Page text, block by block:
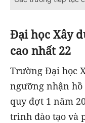
Đại học Xây
cao nhất 22
Trường Đại học
ngưỡng nhận
quy đợt 1 năm
trình đào tạo và